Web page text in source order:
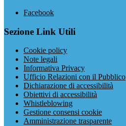
Facebook
Sezione Link Utili
Cookie policy
Note legali
Informativa Privacy
Ufficio Relazioni con il Pubblico
Dichiarazione di accessibilità
Obiettivi di accessibilità
Whistleblowing
Gestione consensi cookie
Amministrazione trasparente